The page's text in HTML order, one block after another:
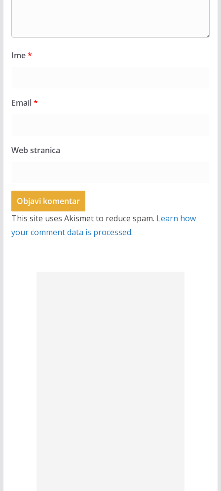
Ime*
Email*
Web stranica
This site uses Akismet to reduce spam. Learn how
your comment data is processed.